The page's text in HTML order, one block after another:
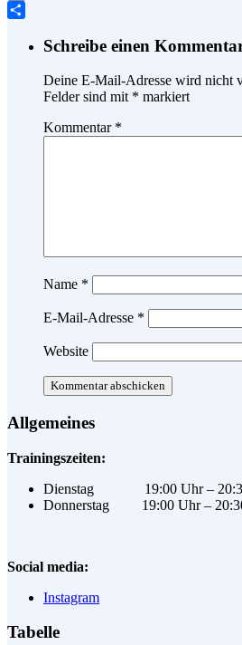
Email
Schreibe einen
Deine E-Mail-Adresse wird nicht
Felder sind mit * markiert
Kommentar *
Name *
E-Mail-Adresse *
Website
Allgemeines
Trainingszeiten:
Dienstag 19:00 Uhr –
Donnerstag 19:00 Uhr –
Social media:
Instagram
Tabelle